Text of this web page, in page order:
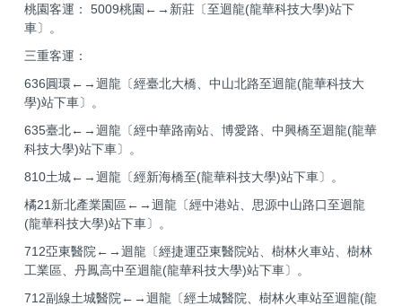
桃園客運： 5009桃園←→新莊〔至迴龍(龍華科技大學)站下
車〕。
三重客運：
636圓環←→迴龍〔經臺北大橋、中山北路至迴龍(龍華科技大
學)站下車〕。
635臺北←→迴龍〔經中華路南站、博愛路、中興橋至迴龍(龍華
科技大學)站下車〕。
810土城←→迴龍〔經新海橋至(龍華科技大學)站下車〕。
橘21新北產業園區←→迴龍〔經中港站、思源中山路口至迴龍
(龍華科技大學)站下車〕。
712亞東醫院←→迴龍〔經捷運亞東醫院站、樹林火車站、樹林
工業區、丹鳳高中至迴龍(龍華科技大學)站下車〕。
712副線土城醫院←→迴龍〔經土城醫院、樹林火車站至迴龍(龍